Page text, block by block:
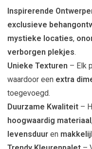
Inspirerende
exclusieve
mystieke locaties,
verborgen plekjes.
Unieke Texturen – Elk
waardoor een extra
toegevoegd.
Duurzame Kwaliteit –
hoogwaardig materiaal
levensduur en